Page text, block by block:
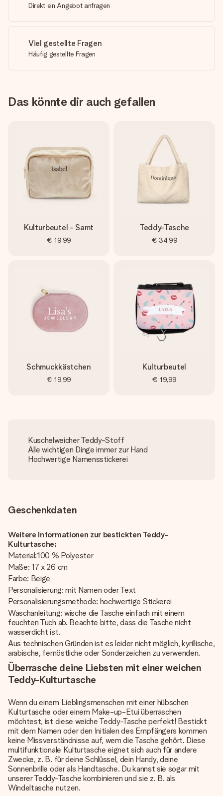
Direkt ein Angebot anfragen
Viel gestellte Fragen
Häufig gestellte Fragen
Das könnte dir auch gefallen
Kulturbeutel - Samt
€ 19,99
Teddy-Tasche
€ 34,99
Schmuckkästchen
€ 19,99
Kulturbeutel
€ 19,99
Kuschelweicher Teddy-Stoff
Alle wichtigen Dinge immer zur Hand
Hochwertige Namensstickerei
Geschenkdaten
Weitere Informationen zur bestickten Teddy-
Kulturtasche:
Material:100 % Polyester
Maße: 17 x 26 cm
Farbe: Beige
Personalisierung: mit Namen oder Text
Personalisierungsmethode: hochwertige Stickerei
Waschanleitung: wische die Tasche einfach mit einem
feuchten Tuch ab. Beachte bitte, dass die Tasche nicht
wasserdicht ist.
Aus technischen Gründen ist es leider nicht möglich, kyrillische,
arabische, fernöstliche oder Sonderzeichen zu verwenden.
Überrasche deine Liebsten mit einer weichen
Teddy-Kulturtasche
Wenn du einem Lieblingsmenschen mit einer hübschen
Kulturtasche oder einem Make-up-Etui überraschen
möchtest, ist diese weiche Teddy-Tasche perfekt! Bestickt
mit dem Namen oder den Initialen des Empfängers kommen
keine Missverständnisse auf, wem die Tasche gehört. Diese
multifunktionale Kulturtasche eignet sich auch für andere
Zwecke, z. B. für deine Schlüssel, dein Handy, deine
Sonnenbrille oder als Handtasche. Du kannst sie sogar mit
unserer Teddy-Tasche kombinieren und sie z. B. als
Windeltasche nutzen.